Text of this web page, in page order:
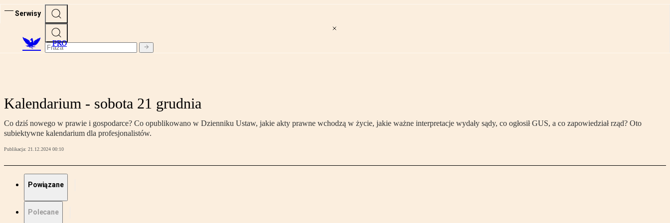
Serwisy
PRO
Kalendarium - sobota 21 grudnia
Co dziś nowego w prawie i gospodarce? Co opublikowano w Dzienniku Ustaw, jakie akty prawne wchodzą w życie, jakie ważne interpretacje wydały sądy, co ogłosił GUS, a co zapowiedział rząd? Oto
subiektywne kalendarium dla profesjonalistów.
Publikacja: 21.12.2024 00:10
Powiązane
Polecane